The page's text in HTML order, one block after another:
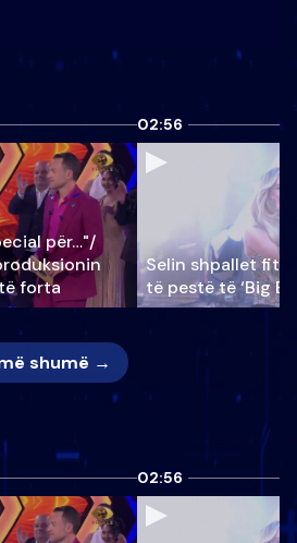
për…"/
forta
02:56
Selin shpallet
të pestë të ‘Big
shumë →
02:56